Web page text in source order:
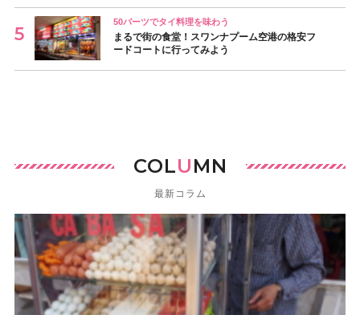
50バーツでタイ料理を味わう
まるで街の食堂！スワンナプーム空港の格安フ
ードコートに行ってみよう
COLUMN
最新コラム